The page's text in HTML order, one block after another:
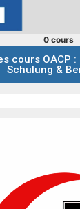
0 cours
cours OACP
Schulung &